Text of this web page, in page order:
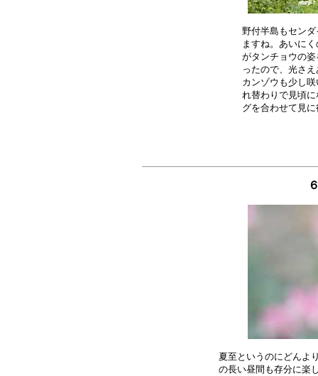
野付半島もセン
ますね。あいに
がタンチョウの
ったので、光さ
カンゾウも少し
れ替わりで見頃
夏至というのにどんよ
の長い昼間も存分に楽